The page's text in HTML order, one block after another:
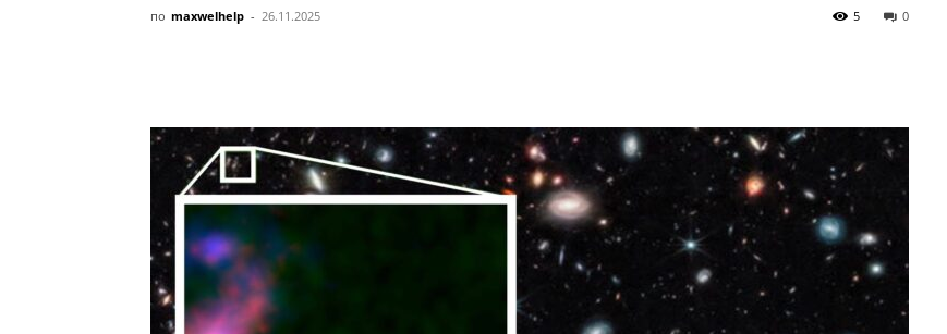
по maxwelhelp - 26.11.2025 0
5